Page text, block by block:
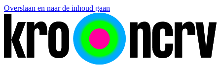
Overslaan en naar de inhoud gaan